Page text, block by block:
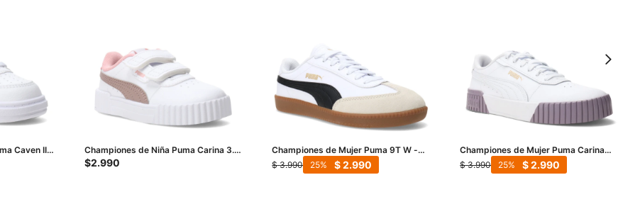
Caven III
Championes de Niña Puma Carina 3.0
V Inf - Blanco - Rosa Viejo
$2.990
Championes de Mujer Puma 9T W -
Blanco - Negro
$ 3.990 $2.990
25
Championes de Mujer Puma Carina
2.0 Wns - Blanco - Bordó - Dorado
$ 3.990 $2.990
25